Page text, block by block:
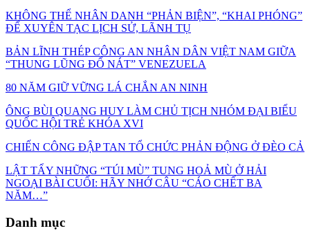
KHÔNG THỂ NHÂN DANH “PHẢN BIỆN”, “KHAI PHÓNG”
ĐỂ XUYÊN TẠC LỊCH SỬ, LÃNH TỤ
BẢN LĨNH THÉP CÔNG AN NHÂN DÂN VIỆT NAM GIỮA
“THUNG LŨNG ĐỔ NÁT” VENEZUELA
80 NĂM GIỮ VỮNG LÁ CHẮN AN NINH
ÔNG BÙI QUANG HUY LÀM CHỦ TỊCH NHÓM ĐẠI BIỂU
QUỐC HỘI TRẺ KHÓA XVI
CHIẾN CÔNG ĐẬP TAN TỔ CHỨC PHẢN ĐỘNG Ở ĐÈO CẢ
LẬT TẨY NHỮNG “TÚI MÙ” TUNG HOẢ MÙ Ở HẢI
NGOẠI BÀI CUỐI: HÃY NHỚ CÂU “CÁO CHẾT BA
NĂM…”
Danh mục